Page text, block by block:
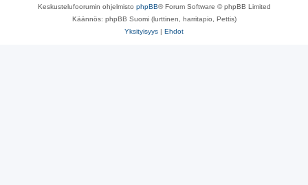
Keskustelufoorumin ohjelmisto phpBB® Forum Software © phpBB Limited
Käännös: phpBB Suomi (lurttinen, harritapio, Pettis)
Yksityisyys | Ehdot